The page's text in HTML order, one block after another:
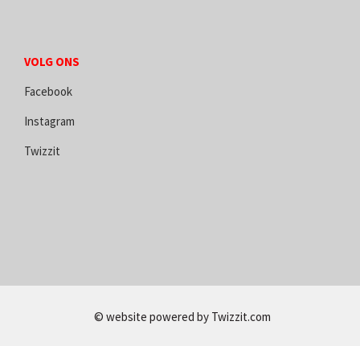
VOLG ONS
Facebook
Instagram
Twizzit
© website powered by Twizzit.com